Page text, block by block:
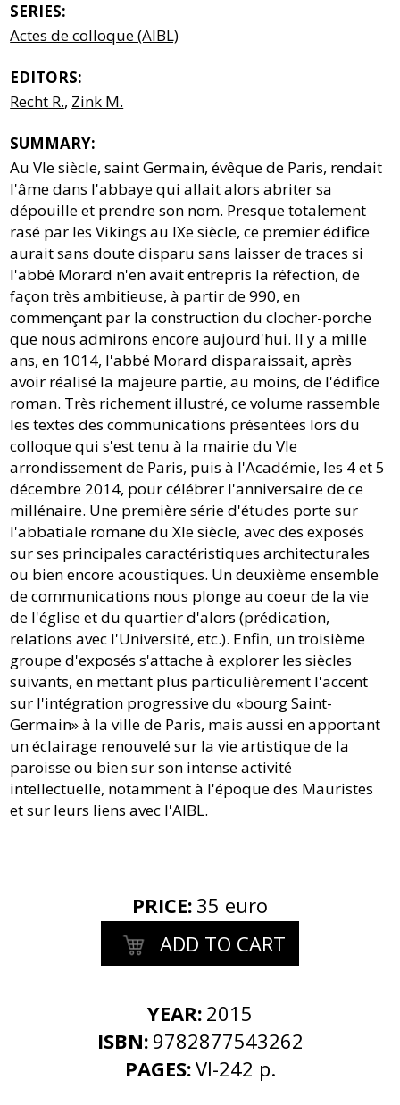
PRICE: 35 euro
ADD TO CART
YEAR: 2015
ISBN: 9782877543262
PAGES:VI-242 p.
SERIES:
Actes de colloque (AIBL)
EDITORS:
Recht R., Zink M.
SUMMARY:
Au VIe siècle, saint Germain, évêque de Paris, rendait
l'âme dans l'abbaye qui allait alors abriter sa
dépouille et prendre son nom. Presque totalement
rasé par les Vikings au IXe siècle, ce premier édifice
aurait sans doute disparu sans laisser de traces si
l'abbé Morard n'en avait entrepris la réfection, de
façon très ambitieuse, à partir de 990, en
commençant par la construction du clocher-porche
que nous admirons encore aujourd'hui. Il y a mille
ans, en 1014, l'abbé Morard disparaissait, après
avoir réalisé la majeure partie, au moins, de l'édifice
roman. Très richement illustré, ce volume rassemble
les textes des communications présentées lors du
colloque qui s'est tenu à la mairie du VIe
arrondissement de Paris, puis à l'Académie, les 4 et 5
décembre 2014, pour célébrer l'anniversaire de ce
millénaire. Une première série d'études porte sur
l'abbatiale romane du XIe siècle, avec des exposés
sur ses principales caractéristiques architecturales
ou bien encore acoustiques. Un deuxième ensemble
de communications nous plonge au coeur de la vie
de l'église et du quartier d'alors (prédication,
relations avec l'Université, etc.). Enfin, un troisième
groupe d'exposés s'attache à explorer les siècles
suivants, en mettant plus particulièrement l'accent
sur l'intégration progressive du «bourg Saint-
Germain» à la ville de Paris, mais aussi en apportant
un éclairage renouvelé sur la vie artistique de la
paroisse ou bien sur son intense activité
intellectuelle, notamment à l'époque des Mauristes
et sur leurs liens avec l'AIBL.